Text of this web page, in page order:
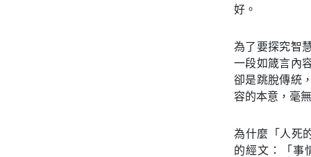
好。
為了要探究智
一段如箴言內
卻是跳脫傳統
容的本意，毫
為什麼「人死
的經文：「事